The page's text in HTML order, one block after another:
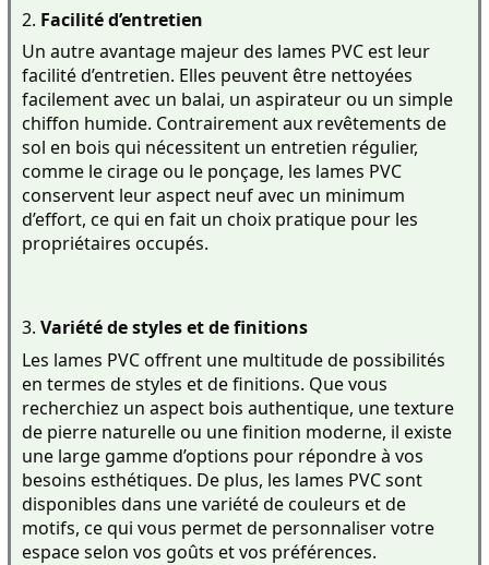
2. Facilité d’entretien
Un autre avantage majeur des lames PVC est leur
facilité d’entretien. Elles peuvent être nettoyées
facilement avec un balai, un aspirateur ou un simple
chiffon humide. Contrairement aux revêtements de
sol en bois qui nécessitent un entretien régulier,
comme le cirage ou le ponçage, les lames PVC
conservent leur aspect neuf avec un minimum
d’effort, ce qui en fait un choix pratique pour les
propriétaires occupés.
3. Variété de styles et de finitions
Les lames PVC offrent une multitude de possibilités
en termes de styles et de finitions. Que vous
recherchiez un aspect bois authentique, une texture
de pierre naturelle ou une finition moderne, il existe
une large gamme d’options pour répondre à vos
besoins esthétiques. De plus, les lames PVC sont
disponibles dans une variété de couleurs et de
motifs, ce qui vous permet de personnaliser votre
espace selon vos goûts et vos préférences.